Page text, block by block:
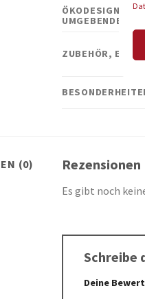
ÖKODESIGN VO
UMGEBENDES
ZUBEHÖR, EXCL.
(0) Rezensionen
Es gibt noch
Schreibe
Deine